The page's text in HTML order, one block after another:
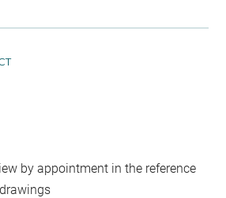
by appointment in the reference